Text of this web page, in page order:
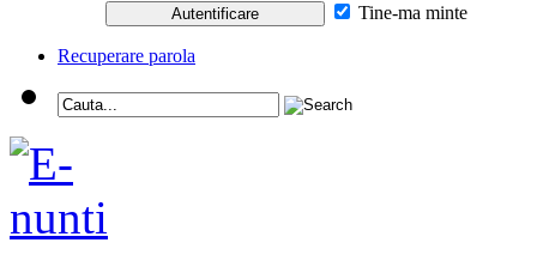
Tine-ma minte
Recuperare parola